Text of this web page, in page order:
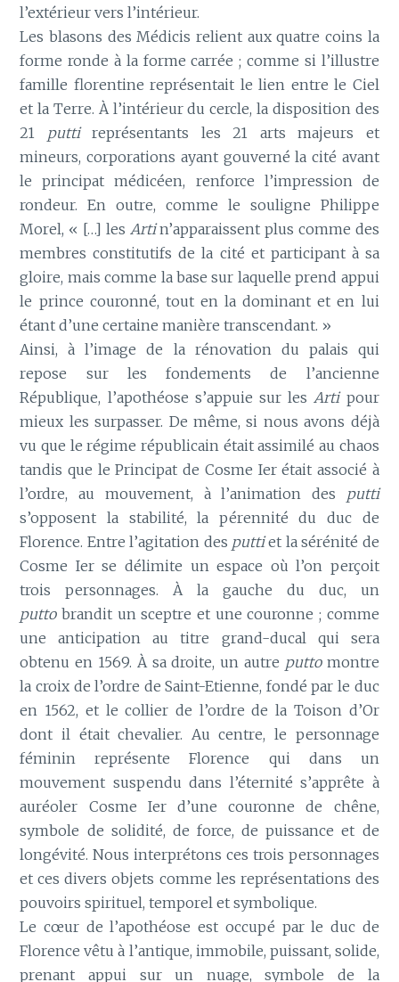
l’extérieur vers l’intérieur.
Les blasons des Médicis relient aux quatre coins la
forme ronde à la forme carrée ; comme si l’illustre
famille florentine représentait le lien entre le Ciel
et la Terre. À l’intérieur du cercle, la disposition des
21 puttireprésentants les 21 arts majeurs et
mineurs, corporations ayant gouverné la cité avant
le principat médicéen, renforce l’impression de
rondeur. En outre, comme le souligne Philippe
Morel, « […] les Artin’apparaissent plus comme des
membres constitutifs de la cité et participant à sa
gloire, mais comme la base sur laquelle prend appui
le prince couronné, tout en la dominant et en lui
étant d’une certaine manière transcendant. »
Ainsi, à l’image de la rénovation du palais qui
repose sur les fondements de l’ancienne
République, l’apothéose s’appuie sur les Artipour
mieux les surpasser. De même, si nous avons déjà
vu que le régime républicain était assimilé au chaos
tandis que le Principat de Cosme Ier était associé à
l’ordre, au mouvement, à l’animation des putti
s’opposent la stabilité, la pérennité du duc de
Florence. Entre l’agitation des puttiet la sérénité de
Cosme Ier se délimite un espace où l’on perçoit
trois personnages. À la gauche du duc, un
puttobrandit un sceptre et une couronne ; comme
une anticipation au titre grand-ducal qui sera
obtenu en 1569. À sa droite, un autre puttomontre
la croix de l’ordre de Saint-Etienne, fondé par le duc
en 1562, et le collier de l’ordre de la Toison d’Or
dont il était chevalier. Au centre, le personnage
féminin représente Florence qui dans un
mouvement suspendu dans l’éternité s’apprête à
auréoler Cosme Ier d’une couronne de chêne,
symbole de solidité, de force, de puissance et de
longévité. Nous interprétons ces trois personnages
et ces divers objets comme les représentations des
pouvoirs spirituel, temporel et symbolique.
Le cœur de l’apothéose est occupé par le duc de
Florence vêtu à l’antique, immobile, puissant, solide,
prenant appui sur un nuage, symbole de la